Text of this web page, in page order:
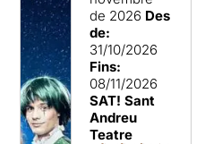
de 2026 Des
de:
31/10/2026
Fins:
08/11/2026
SAT! Sant
Andreu
Teatre